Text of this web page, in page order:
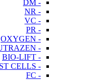
- DM
- NR
- VC
- PR
- OXYGEN
- NEUTRAZEN
- BIO-LIFT
- ST CELLS
- FC